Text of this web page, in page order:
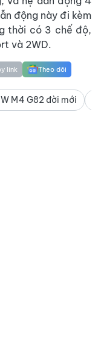
động này đi kèm
thời có 3 chế độ,
và 2WD.
link Theo dõi
M4 G82 đời mới